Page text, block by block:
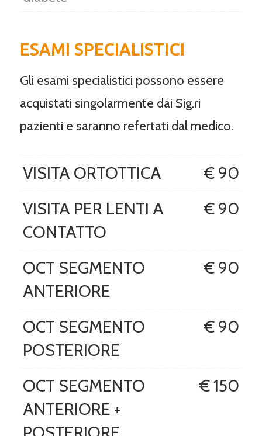
ESAMI SPECIALISTICI
Gli esami specialistici possono essere
acquistati singolarmente dai Sig.ri
pazienti e saranno refertati dal medico.
VISITA ORTOTTICA
€ 90
VISITA PER LENTI A
CONTATTO
€ 90
OCT SEGMENTO
ANTERIORE
€ 90
OCT SEGMENTO
POSTERIORE
€ 90
OCT SEGMENTO
ANTERIORE +
€ 150